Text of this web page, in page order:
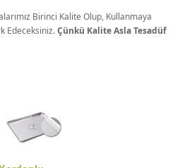
Birinci Kalite Olup, Kullanmaya
Edeceksiniz.Çünkü Kalite Asla Tesadüf